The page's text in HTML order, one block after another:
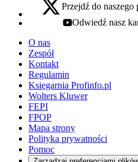
x - otwiera się w nowej karcie
Przejdź do
youtube - otwiera się w
Odwiedź nasz
O nas
Zespół
Kontakt
Regulamin
Księgarnia Profinfo.pl
Wolters Kluwer
FEPI
FPOP
Mapa strony
Polityka prywatności
Pomoc